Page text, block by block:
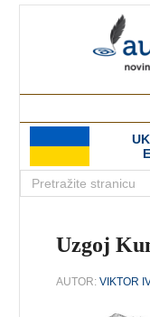
Uzgoj
AUTOR:VIKTOR